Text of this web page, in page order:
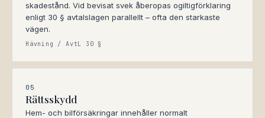
skadestånd. Vid bevisat svek åberopas ogiltigförklaring
enligt 30 § avtalslagen parallellt – ofta den starkaste
vägen.
Hävning / AvtL 30 §
05
Rättsskydd
Hem- och bilförsäkringar innehåller normalt